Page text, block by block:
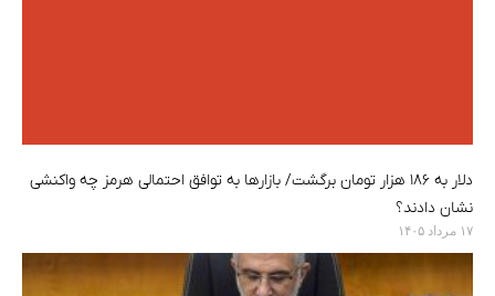
دلار به ۱۸۶ هزار تومان برگشت/ بازارها به توافق احتمالی هرمز چه واکنشی
نشان دادند؟
۱۷ مرداد ۱۴۰۵